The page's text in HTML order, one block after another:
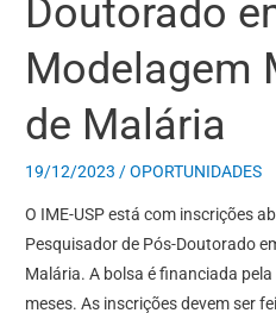
Doutorado
Modelagem
de Malária
19/12/2023 /OPORTUNIDADES
O IME-USP está com inscrições
Pesquisador de Pós-Doutorado
Malária. A bolsa é financiada pela
meses. As inscrições devem ser